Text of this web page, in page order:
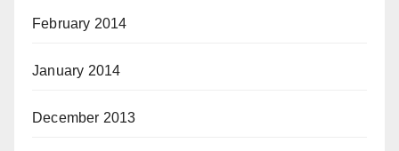
February 2014
January 2014
December 2013